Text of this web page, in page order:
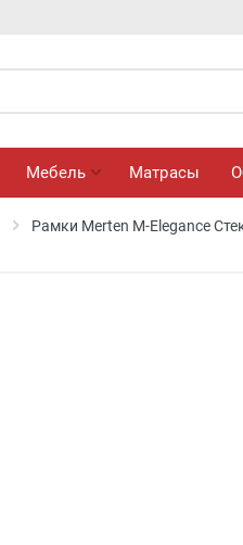
Мебель Матрасы
Рамки Merten M-Elegance